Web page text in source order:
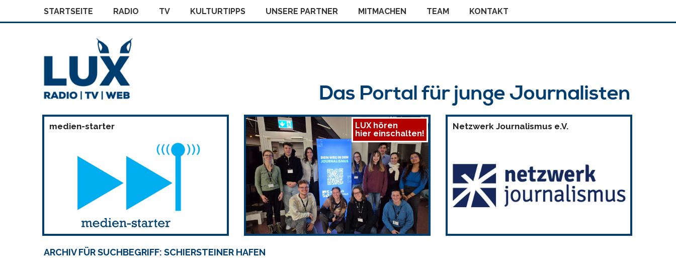
STARTSEITE RADIO TV KULTURTIPPS UNSERE PARTNER MITMACHEN TEAM KONTAKT
Das Portal für junge Journalisten
medien-starter
LUX hören
hier einschalten!
Netzwerk Journalismus e.V.
ARCHIV FÜR SUCHBEGRIFF: SCHIERSTEINER HAFEN